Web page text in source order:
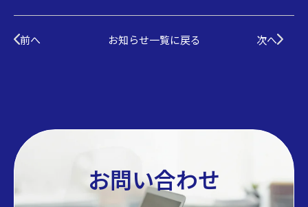
前へ お知らせ一覧に戻る 次へ
お問い合わせ